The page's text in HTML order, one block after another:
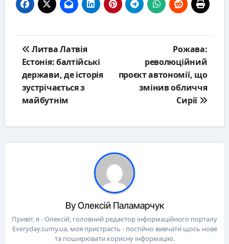
navigation
Литва Латвія
Естонія: балтійські
держави, де історія
зустрічається з
майбутнім
Рожава:
революційний
проєкт автономії, що
змінив обличчя
Сирії
ByОлексій Паламарчук
Привіт, я - Олексій, головний редактор інформаційного порталу
Everyday.sumy.ua, моя пристрасть - постійно вивчати щось нове
та поширювати корисну інформацію.